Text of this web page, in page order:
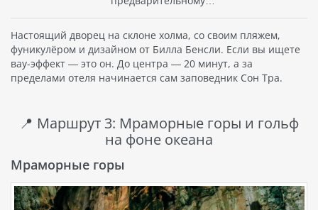
Настоящий дворец на склоне холма, со своим пляжем,
фуникулёром и дизайном от Билла Бенсли. Если вы ищете
вау-эффект — это он. До центра — 20 минут, а за
пределами отеля начинается сам заповедник Сон Тра.
📍 Маршрут 3: Мраморные горы и гольф
на фоне океана
Мраморные горы